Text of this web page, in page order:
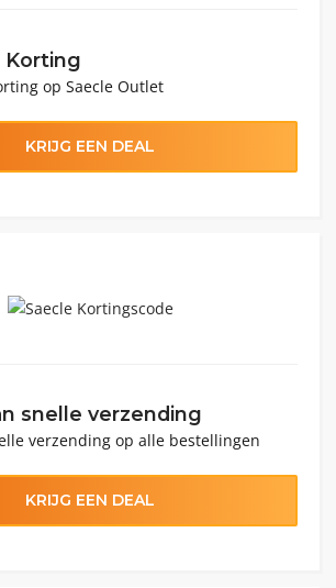
Korting
op Saecle Outlet
KRIJG EEN DEAL
snelle verzending
verzending op alle bestellingen
KRIJG EEN DEAL